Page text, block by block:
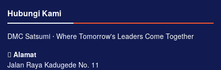
Hubungi Kami
DMC Satsumi ⋅ Where Tomorrow's Leaders Come Together
Alamat
Jalan Raya Kadugede No. 11